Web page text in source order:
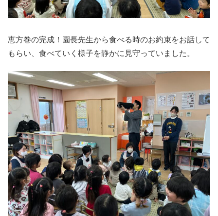
恵方巻の完成！園長先生から食べる時のお約束をお話して
もらい、食べていく様子を静かに見守っていました。